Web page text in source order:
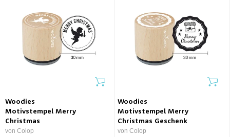
Woodies
Motivstempel Merry
Christmas
von Colop
Woodies
Motivstempel Merry
Christmas Geschenk
von Colop